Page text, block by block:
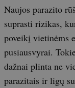
Naujos parazito
suprasti rizikas,
poveikį vietinėms
pusiausvyrai.
dažnai plinta ne
parazitais ir ligų